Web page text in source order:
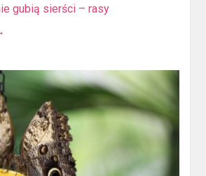
gubią sierści – rasy